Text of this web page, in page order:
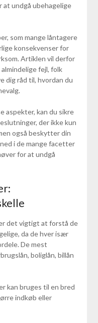
undgå ubehagelige
som mange låntagere
konsekvenser for
Artiklen vil derfor
fejl, folk
dig råd til, hvordan du
aspekter, kan du sikre
der ikke kun
også beskytter din
i de mange facetter
for at undgå
det vigtigt at forstå de
da de hver især
De mest
boliglån, billån
kan bruges til en bred
indkøb eller